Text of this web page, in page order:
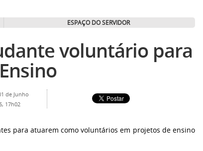
ESPAÇO DO SERVIDOR
voluntário para
de Junho
17h02
para atuarem como voluntários em projetos de ensino